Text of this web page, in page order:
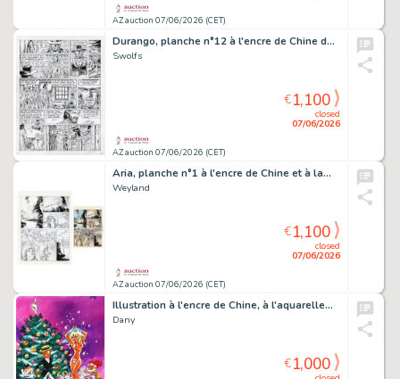
AZ auction 07/06/2026 (CET)
Durango, planche n°12 à l'encre de Chine de…
Swolfs
AZ auction 07/06/2026 (CET)
closed
07/06/2026
€1,100
Aria, planche n°1 à l'encre de Chine et à la…
Weyland
AZ auction 07/06/2026 (CET)
closed
07/06/2026
€1,100
Illustration à l'encre de Chine, à l'aquarelle…
Dany
€1,000